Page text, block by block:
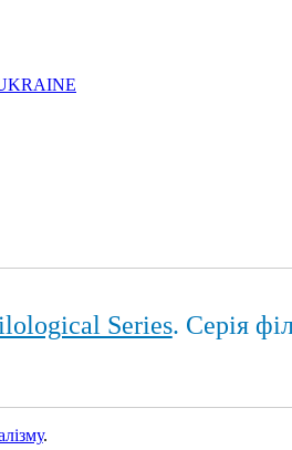
Series. Серія
.